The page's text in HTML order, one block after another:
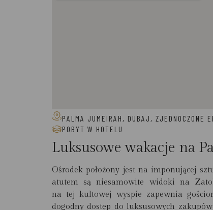
PALMA JUMEIRAH, DUBAJ, ZJEDNOCZONE
POBYT W HOTELU
Luksusowe wakacje na
Ośrodek położony jest na imponującej
atutem są niesamowite widoki na
na tej kultowej wyspie zapewnia
dogodny dostęp do luksusowych